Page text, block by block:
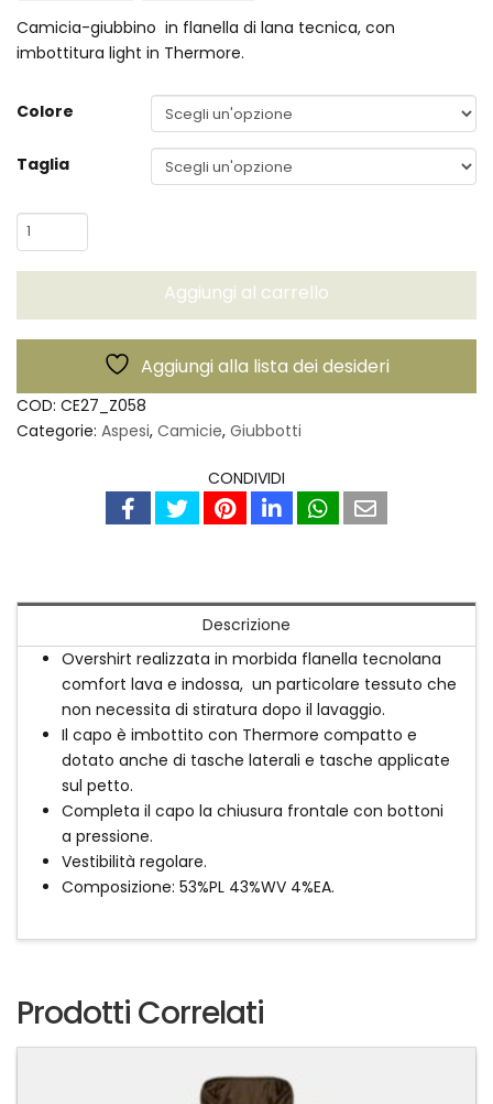
era:
€465,00.
è:
€325,00.
Camicia-giubbino in flanella di lana tecnica, con
imbottitura light in Thermore.
Colore
Taglia
Overshirt
Doppia
-
quantità
Aggiungi al carrello
Aggiungi alla lista dei desideri
COD: CE27_Z058
Categorie: Aspesi, Camicie, Giubbotti
CONDIVIDI
Descrizione
Overshirt realizzata in morbida flanella tecnolana
comfort lava e indossa, un particolare tessuto che
non necessita di stiratura dopo il lavaggio.
Il capo è imbottito con Thermore compatto e
dotato anche di tasche laterali e tasche applicate
sul petto.
Completa il capo la chiusura frontale con bottoni
a pressione.
Vestibilità regolare.
Composizione: 53%PL 43%WV 4%EA.
Prodotti Correlati